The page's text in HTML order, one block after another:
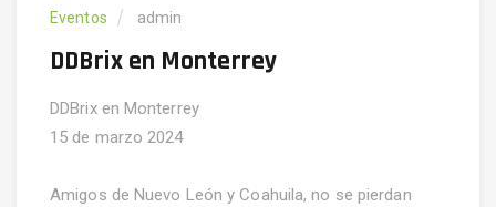
Eventos admin
DDBrix en Monterrey
DDBrix en Monterrey
15 de marzo 2024
Amigos de Nuevo León y Coahuila, no se pierdan